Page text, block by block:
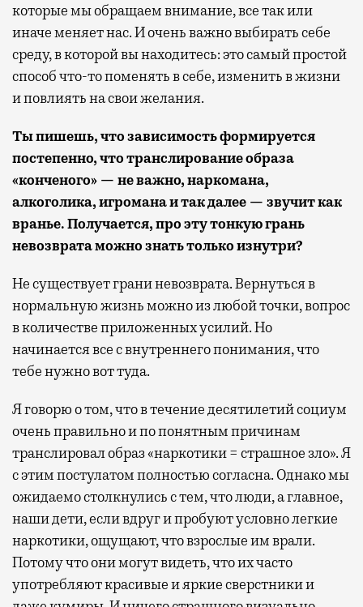
которые мы обращаем внимание, все так или
иначе меняет нас. И очень важно выбирать себе
среду, в которой вы находитесь: это самый простой
способ что-то поменять в себе, изменить в жизни
и повлиять на свои желания.
Ты пишешь, что зависимость формируется
постепенно, что транслирование образа
«конченого» — не важно, наркомана,
алкоголика, игромана и так далее — звучит как
вранье. Получается, про эту тонкую грань
невозврата можно знать только изнутри?
Не существует грани невозврата. Вернуться в
нормальную жизнь можно из любой точки, вопрос
в количестве приложенных усилий. Но
начинается все с внутреннего понимания, что
тебе нужно вот туда.
Я говорю о том, что в течение десятилетий социум
очень правильно и по понятным причинам
транслировал образ «наркотики = страшное зло». Я
с этим постулатом полностью согласна. Однако мы
ожидаемо столкнулись с тем, что люди, а главное,
наши дети, если вдруг и пробуют условно легкие
наркотики, ощущают, что взрослые им врали.
Потому что они могут видеть, что их часто
употребляют красивые и яркие сверстники и